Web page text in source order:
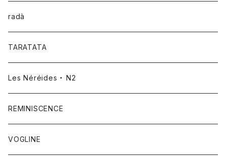
radà
TARATATA
Les Néréides ・ N2
REMINISCENCE
VOGLINE